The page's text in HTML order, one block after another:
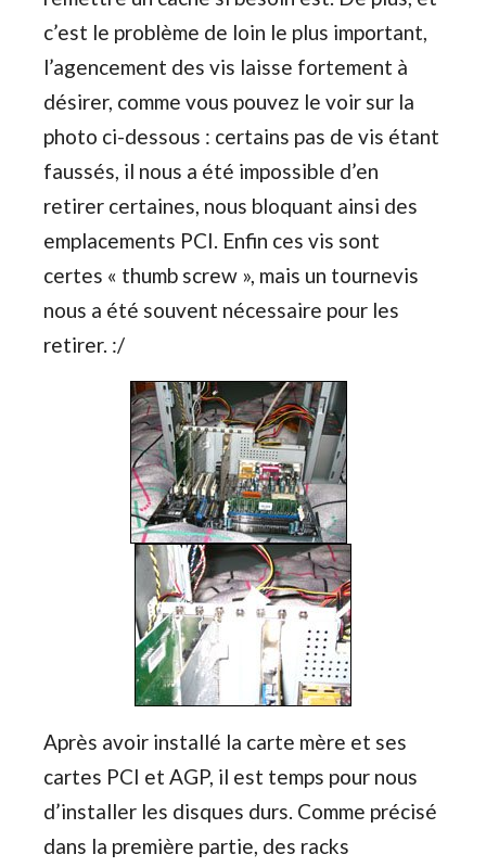
c’est le problème de loin le plus important,
l’agencement des vis laisse fortement à
désirer, comme vous pouvez le voir sur la
photo ci-dessous : certains pas de vis étant
faussés, il nous a été impossible d’en
retirer certaines, nous bloquant ainsi des
emplacements PCI. Enfin ces vis sont
certes « thumb screw », mais un tournevis
nous a été souvent nécessaire pour les
retirer. :/
Après avoir installé la carte mère et ses
cartes PCI et AGP, il est temps pour nous
d’installer les disques durs. Comme précisé
dans la première partie, des racks